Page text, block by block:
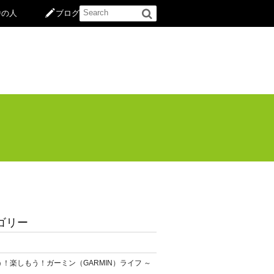
人 ブログ
リー
！楽しもう！ガーミン（GARMIN）ライフ ～